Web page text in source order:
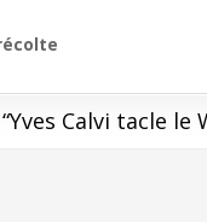
Yves Calvi tacle le